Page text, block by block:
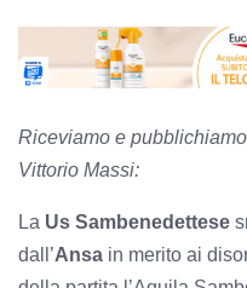
Riceviamo e
Vittorio Massi:
La Us Sambenedettese
dall’Ansa in merito ai